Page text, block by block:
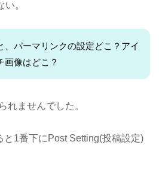
。
、パーマリンクの設定どこ？アイ
画像はどこ？
れませんでした。
1番下にPost Setting(投稿設定)